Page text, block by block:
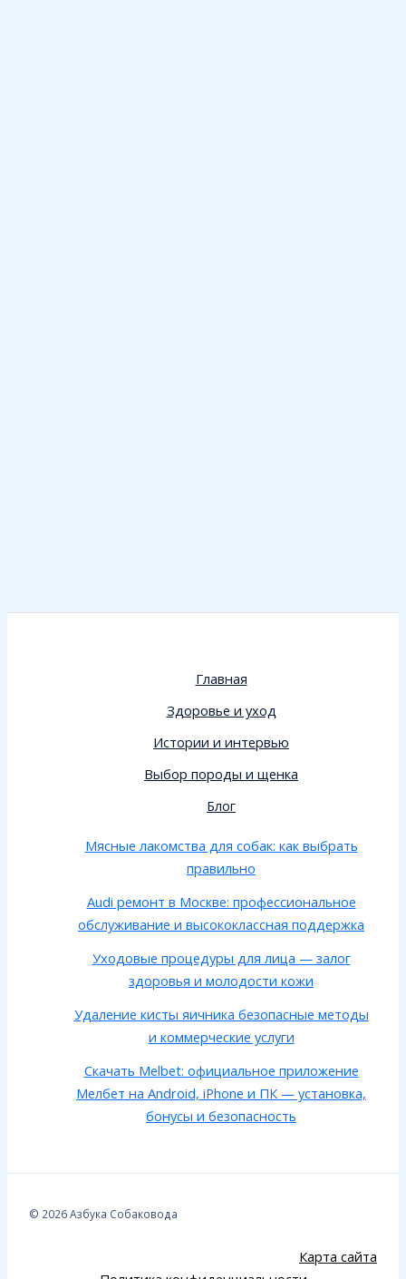
Главная
Здоровье и уход
Истории и интервью
Выбор породы и щенка
Блог
Мясные лакомства для собак: как выбрать
правильно
Audi ремонт в Москве: профессиональное
обслуживание и высококлассная поддержка
Уходовые процедуры для лица — залог
здоровья и молодости кожи
Удаление кисты яичника безопасные методы
и коммерческие услуги
Скачать Melbet: официальное приложение
Мелбет на Android, iPhone и ПК — установка,
бонусы и безопасность
© 2026 Азбука Собаковода
Карта сайта